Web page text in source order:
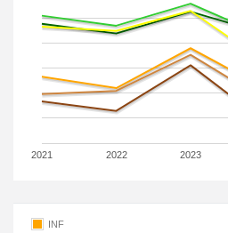
2021 2022 2023
INF